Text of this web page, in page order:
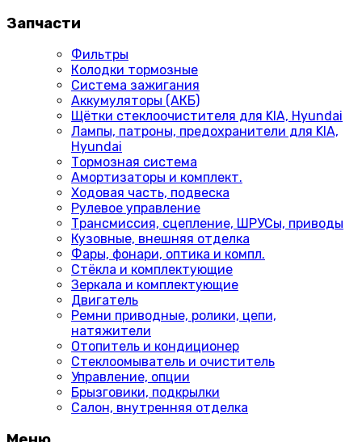
Запчасти
Фильтры
Колодки тормозные
Система зажигания
Аккумуляторы (АКБ)
Щётки стеклоочистителя для KIA, Hyundai
Лампы, патроны, предохранители для KIA,
Hyundai
Тормозная система
Амортизаторы и комплект.
Ходовая часть, подвеска
Рулевое управление
Трансмиссия, сцепление, ШРУСы, приводы
Кузовные, внешняя отделка
Фары, фонари, оптика и компл.
Стёкла и комплектующие
Зеркала и комплектующие
Двигатель
Ремни приводные, ролики, цепи,
натяжители
Отопитель и кондиционер
Стеклоомыватель и очиститель
Управление, опции
Брызговики, подкрылки
Салон, внутренняя отделка